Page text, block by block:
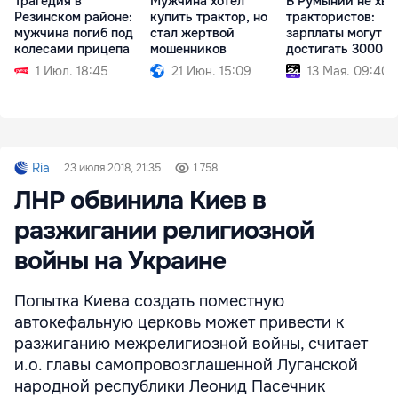
Резинcком районе:
мужчина погиб под
колесами прицепа
1 Июл. 18:45
купить трактор, но
стал жертвой
мошенников
21 Июн. 15:09
трактористов:
зарплаты могут
достигать 3000
13 Мая. 09:40
Ria 23 июля 2018, 21:35 1 758
ЛНР обвинила Киев в
разжигании религиозной
войны на Украине
Попытка Киева создать поместную
автокефальную церковь может привести к
разжиганию межрелигиозной войны, считает
и.о. главы самопровозглашенной Луганской
народной республики Леонид Пасечник